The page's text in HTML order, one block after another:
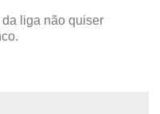
liga não quiser